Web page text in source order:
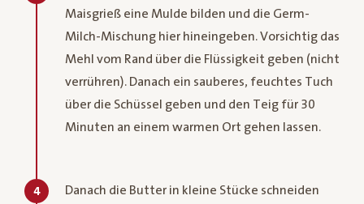
Maisgrieß eine Mulde bilden und die Germ-
Milch-Mischung hier hineingeben. Vorsichtig das
Mehl vom Rand über die Flüssigkeit geben (nicht
verrühren). Danach ein sauberes, feuchtes Tuch
über die Schüssel geben und den Teig für 30
Minuten an einem warmen Ort gehen lassen.
4
Danach die Butter in kleine Stücke schneiden